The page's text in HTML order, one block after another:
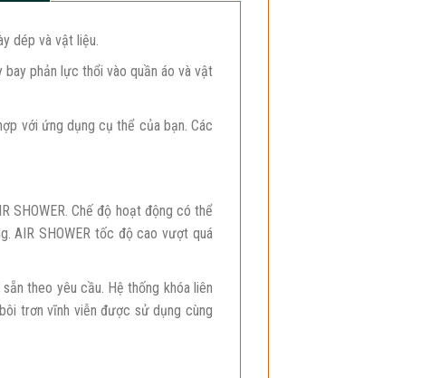
dép và vật liệu.
bay phản lực thổi vào quần áo và vật
với ứng dụng cụ thể của bạn. Các
SHOWER. Chế độ hoạt động có thể
AIR SHOWER tốc độ cao vượt quá
theo yêu cầu. Hệ thống khóa liên
trơn vĩnh viễn được sử dụng cùng